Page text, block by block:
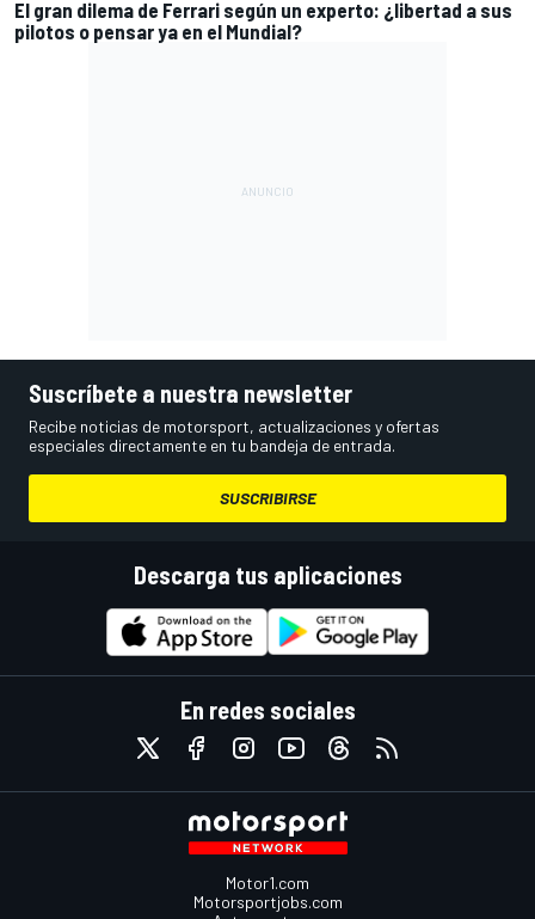
El gran dilema de Ferrari según un experto: ¿libertad a sus
pilotos o pensar ya en el Mundial?
Suscríbete a nuestra newsletter
Recibe noticias de motorsport, actualizaciones y ofertas
especiales directamente en tu bandeja de entrada.
SUSCRIBIRSE
Descarga tus aplicaciones
En redes sociales
Motor1.com
Motorsportjobs.com